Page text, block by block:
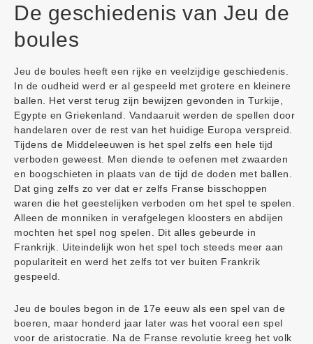
De geschiedenis van Jeu de
boules
Jeu de boules heeft een rijke en veelzijdige geschiedenis.
In de oudheid werd er al gespeeld met grotere en kleinere
ballen. Het verst terug zijn bewijzen gevonden in Turkije,
Egypte en Griekenland. Vandaaruit werden de spellen door
handelaren over de rest van het huidige Europa verspreid.
Tijdens de Middeleeuwen is het spel zelfs een hele tijd
verboden geweest. Men diende te oefenen met zwaarden
en boogschieten in plaats van de tijd de doden met ballen.
Dat ging zelfs zo ver dat er zelfs Franse bisschoppen
waren die het geestelijken verboden om het spel te spelen.
Alleen de monniken in verafgelegen kloosters en abdijen
mochten het spel nog spelen. Dit alles gebeurde in
Frankrijk. Uiteindelijk won het spel toch steeds meer aan
populariteit en werd het zelfs tot ver buiten Frankrik
gespeeld.
Jeu de boules begon in de 17e eeuw als een spel van de
boeren, maar honderd jaar later was het vooral een spel
voor de aristocratie. Na de Franse revolutie kreeg het volk